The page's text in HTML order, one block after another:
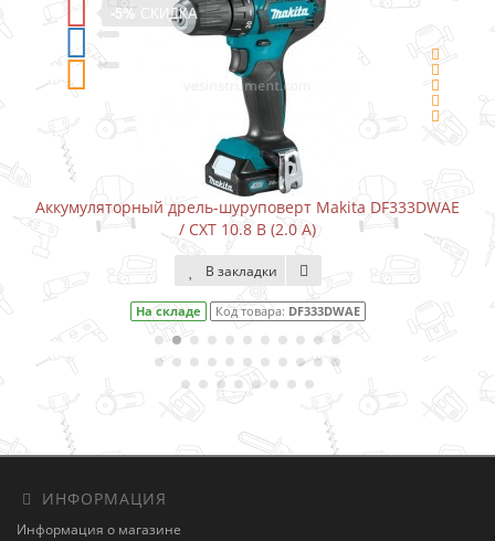
-5% СКИДКА
Аккумуляторный дрель-шуруповерт Makita DF333DWAE
/ CXT 10.8 В (2.0 А)
В закладки
На складе Код товара: DF333DWAE
ИНФОРМАЦИЯ
Информация о магазине